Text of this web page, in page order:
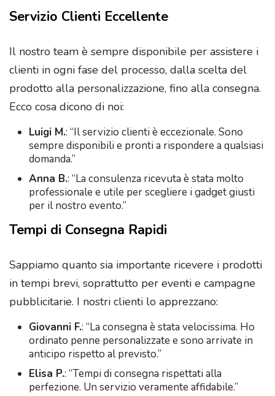
Servizio Clienti Eccellente
Il nostro team è sempre disponibile per assistere i
clienti in ogni fase del processo, dalla scelta del
prodotto alla personalizzazione, fino alla consegna.
Ecco cosa dicono di noi:
Luigi M.: “Il servizio clienti è eccezionale. Sono
sempre disponibili e pronti a rispondere a qualsiasi
domanda.”
Anna B.: “La consulenza ricevuta è stata molto
professionale e utile per scegliere i gadget giusti
per il nostro evento.”
Tempi di Consegna Rapidi
Sappiamo quanto sia importante ricevere i prodotti
in tempi brevi, soprattutto per eventi e campagne
pubblicitarie. I nostri clienti lo apprezzano:
Giovanni F.: “La consegna è stata velocissima. Ho
ordinato penne personalizzate e sono arrivate in
anticipo rispetto al previsto.”
Elisa P.: “Tempi di consegna rispettati alla
perfezione. Un servizio veramente affidabile.”